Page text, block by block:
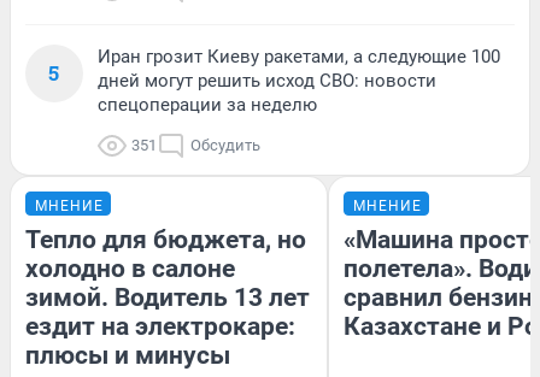
5
Иран грозит Киеву ракетами, а следующие 100
дней могут решить исход СВО: новости
спецоперации за неделю
351 Обсудить
МНЕНИЕ
Тепло для бюджета, но
холодно в салоне
зимой. Водитель 13 лет
ездит на электрокаре:
плюсы и минусы
МНЕНИЕ
«Машина
полетела».
сравнил бензин
Казахстане и